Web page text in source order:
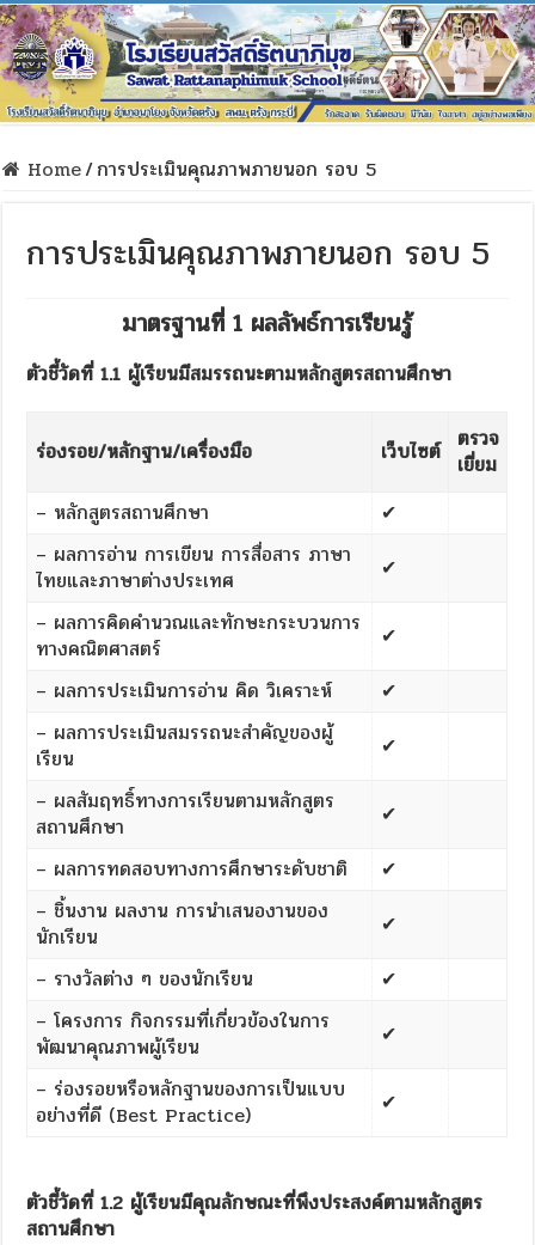
Home/การประเมินคุณภาพภายนอก รอบ 5
การประเมินคุณภาพภายนอก รอบ 5
มาตรฐานที่ 1 ผลลัพธ์การเรียนรู้
ตัวชี้วัดที่ 1.1 ผู้เรียนมีสมรรถนะตามหลักสูตรสถานศึกษา
ร่องรอย/หลักฐาน/เครื่องมือ เว็บไซต์
ตรวจ
เยี่ยม
– หลักสูตรสถานศึกษา
✔
– ผลการอ่าน การเขียน การสื่อสาร ภาษา
ไทยและภาษาต่างประเทศ
✔
– ผลการคิดคำนวณและทักษะกระบวนการ
ทางคณิตศาสตร์
✔
– ผลการประเมินการอ่าน คิด วิเคราะห์
✔
– ผลการประเมินสมรรถนะสำคัญของผู้
เรียน
✔
– ผลสัมฤทธิ์ทางการเรียนตามหลักสูตร
สถานศึกษา
✔
– ผลการทดสอบทางการศึกษาระดับชาติ
✔
– ชิ้นงาน ผลงาน การนำเสนองานของ
นักเรียน
✔
– รางวัลต่าง ๆ ของนักเรียน
✔
– โครงการ กิจกรรมที่เกี่ยวข้องในการ
พัฒนาคุณภาพผู้เรียน
✔
– ร่องรอยหรือหลักฐานของการเป็นแบบ
อย่างที่ดี (Best Practice)
✔
ตัวชี้วัดที่1.2 ผู้เรียนมีคุณลักษณะที่พึงประสงค์ตามหลักสูตร
สถานศึกษา